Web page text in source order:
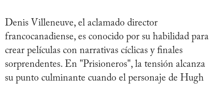
Denis Villeneuve, el aclamado director
francocanadiense, es conocido por su habilidad para
crear películas con narrativas cíclicas y finales
sorprendentes. En "Prisioneros", la tensión alcanza
su punto culminante cuando el personaje de Hugh